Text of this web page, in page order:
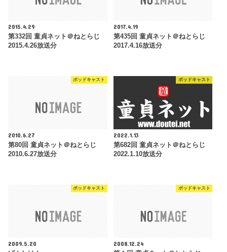
2015.4.29
第332回 童貞ネット＠ねとらじ
2015.4.26放送分
2017.4.19
第435回 童貞ネット＠ねとらじ
2017.4.16放送分
ポッドキャスト
2010.6.27
第80回 童貞ネット＠ねとらじ
2010.6.27放送分
ポッドキャスト
2022.1.13
第682回 童貞ネット＠ねとらじ
2022.1.10放送分
ポッドキャスト
2009.5.20
ポッドキャスト
2008.12.24